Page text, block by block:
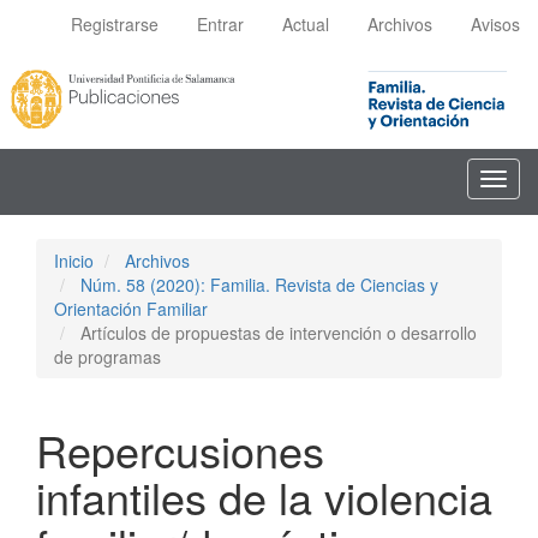
principal
principal
Barra
lateral
Registrarse Entrar Actual Archivos Avisos
Inicio
Archivos
Núm. 58 (2020): Familia. Revista de Ciencias y
Orientación Familiar
Artículos de propuestas de intervención o desarrollo
de programas
Repercusiones
infantiles de la violencia